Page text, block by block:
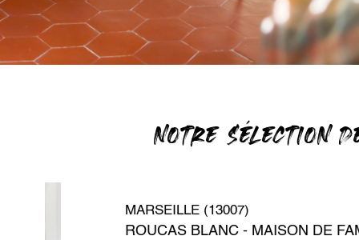
NOTRE SÉLECTION
MARSEILLE (13007)
ROUCAS BLANC - MAISON DE FAMILLE